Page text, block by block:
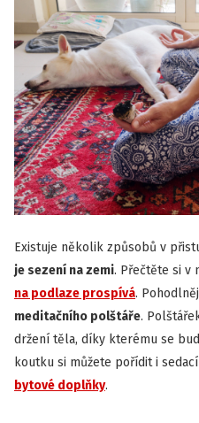
Existuje několik způsobů v
je sezení na zemi. Přečtěte si v
na podlaze prospívá.
meditačního polštáře.
držení těla, díky kterému se
koutku si můžete pořídit i
bytové doplňky.